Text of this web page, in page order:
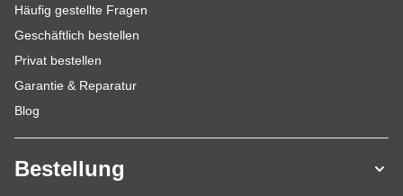
Häufig gestellte Fragen
Geschäftlich bestellen
Privat bestellen
Garantie & Reparatur
Blog
Bestellung